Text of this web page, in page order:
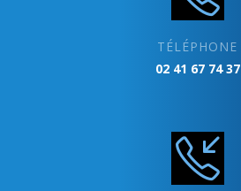
TÉLÉPHONE
02 41 67 74 37